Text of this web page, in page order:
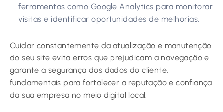
ferramentas como Google Analytics para monitorar
visitas e identificar oportunidades de melhorias.
Cuidar constantemente da atualização e manutenção
do seu site evita erros que prejudicam a navegação e
garante a segurança dos dados do cliente,
fundamentais para fortalecer a reputação e confiança
da sua empresa no meio digital local.